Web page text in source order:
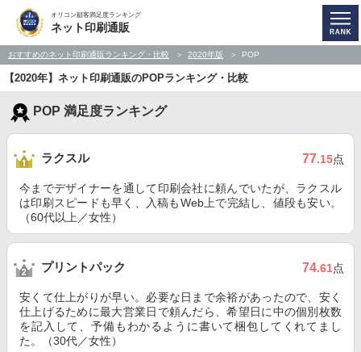
オリコン顧客満足度ランキング
ネット印刷通販
おすすめのネット印刷通販ランキング・比較 2020年版 POP
【2020年】ネット印刷通販のPOPランキング・比較
POP 満足度ランキング
ラクスル 77.15点
今までデザイナーを通して印刷会社に頼んでいたが、ラクスル
は印刷スピードも早く、入稿もWeb上で完結し、値段も安い。
（60代以上／女性）
プリントパック 74.61点
安くて仕上がりが早い。必要な日まで余裕があったので、安く
仕上げるために最大営業日で頼んだら、希望日に中の個別枚数
を記入して、予備もわかるように書いて梱包してくれてまし
た。（30代／女性）